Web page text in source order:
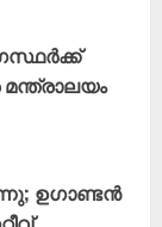
ഉഗാണ്ടൻ